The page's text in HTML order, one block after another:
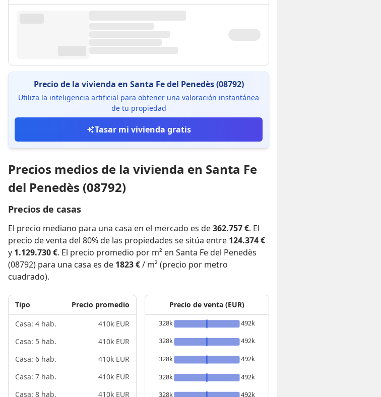
Precio de la vivienda en Santa Fe del Penedès (08792)
Utiliza la inteligencia artificial para obtener una valoración instantánea
de tu propiedad
Tasar mi vivienda gratis
Precios medios de la vivienda en Santa Fe
del Penedès (08792)
Precios de casas
El precio mediano para una casa en el mercado es de362.757 €. El
precio de venta del 80% de las propiedades se sitúa entre 124.374 €
y 1.129.730 €. El precio promedio por m² en Santa Fe del Penedès
(08792) para una casa es de 1823 €/ m² (precio por metro
cuadrado).
Tipo
Precio promedio
Casa: 4 hab.
410k EUR
Casa: 5 hab.
410k EUR
Casa: 6 hab.
410k EUR
Casa: 7 hab.
410k EUR
Casa: 8 hab.
410k EUR
Precio de venta (EUR)
328k
492k
328k
492k
328k
492k
328k
492k
328k
492k